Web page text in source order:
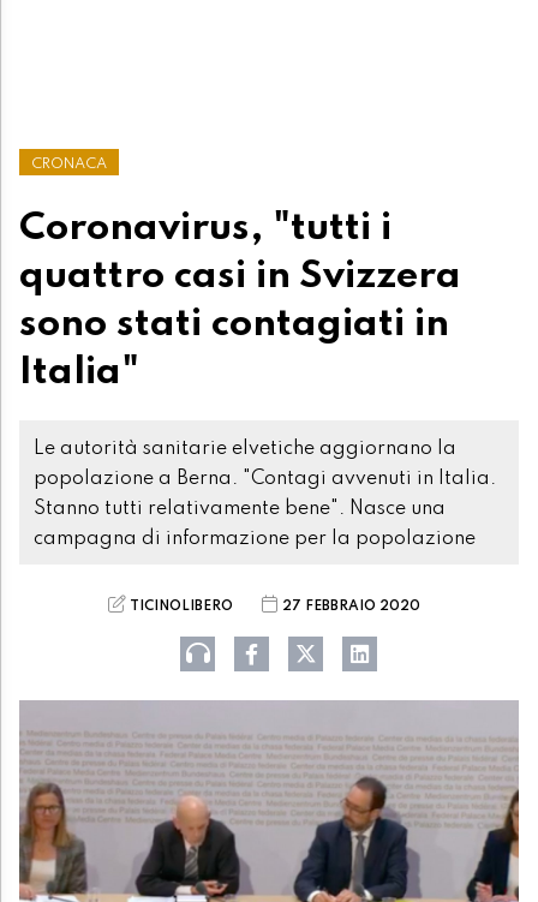
CRONACA
Coronavirus, "tutti i
quattro casi in Svizzera
sono stati contagiati in
Italia"
Le autorità sanitarie elvetiche aggiornano la
popolazione a Berna. "Contagi avvenuti in Italia.
Stanno tutti relativamente bene". Nasce una
campagna di informazione per la popolazione
TICINOLIBERO 27 FEBBRAIO 2020